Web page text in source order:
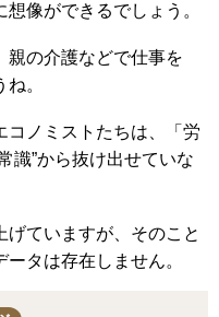
像ができるでしょう。
の介護などで仕事を
。
ノミストたちは、「労
識”から抜け出せていな
げていますが、そのこと
タは存在しません。